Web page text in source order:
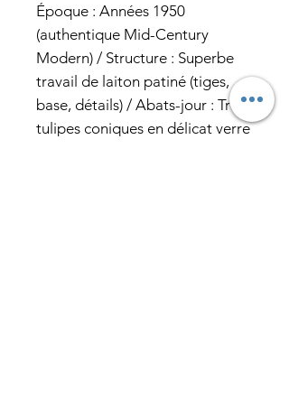
Époque : Années 1950
(authentique Mid-Century
Modern) / Structure : Superbe
travail de laiton patiné (tiges,
base, détails) / Abats-jour : Trois
tulipes coniques en délicat verre